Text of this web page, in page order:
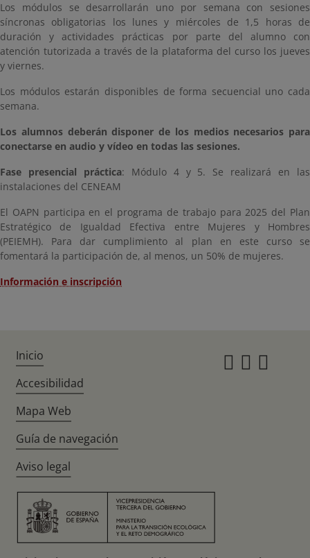
Los módulos se desarrollarán uno por semana con sesiones
síncronas obligatorias los lunes y miércoles de 1,5 horas de
duración y actividades prácticas por parte del alumno con
atención tutorizada a través de la plataforma del curso los jueves
y viernes.
Los módulos estarán disponibles de forma secuencial uno cada
semana.
Los alumnos deberán disponer de los medios necesarios para
conectarse en audio y vídeo en todas las sesiones.
Fase presencial práctica: Módulo 4 y 5. Se realizará en las
instalaciones del CENEAM
El OAPN participa en el programa de trabajo para 2025 del Plan
Estratégico de Igualdad Efectiva entre Mujeres y Hombres
(PEIEMH). Para dar cumplimiento al plan en este curso se
fomentará la participación de, al menos, un 50% de mujeres.
Información e inscripción
Inicio
Accesibilidad
Mapa Web
Guía de navegación
Aviso legal